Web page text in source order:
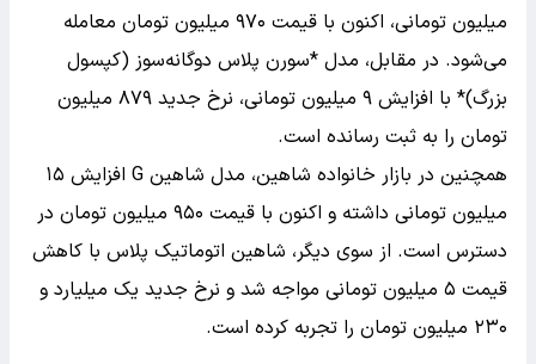
میلیون تومانی، اکنون با قیمت ۹۷۰ میلیون تومان معامله
می‌شود. در مقابل، مدل *سورن پلاس دوگانه‌سوز (کپسول
بزرگ)* با افزایش ۹ میلیون تومانی، نرخ جدید ۸۷۹ میلیون
تومان را به ثبت رسانده است.
همچنین در بازار خانواده شاهین، مدل شاهین G افزایش ۱۵
میلیون تومانی داشته و اکنون با قیمت ۹۵۰ میلیون تومان در
دسترس است. از سوی دیگر، شاهین اتوماتیک پلاس با کاهش
قیمت ۵ میلیون تومانی مواجه شد و نرخ جدید یک میلیارد و
۲۳۰ میلیون تومان را تجربه کرده است.